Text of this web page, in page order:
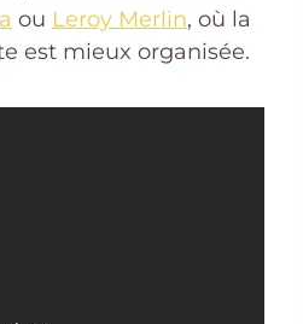
ou Leroy Merlin, où la
est mieux organisée.